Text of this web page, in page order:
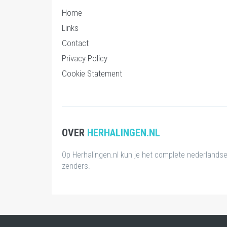
Home
Links
Contact
Privacy Policy
Cookie Statement
OVER HERHALINGEN.NL
Op Herhalingen.nl kun je het complete
zenders.